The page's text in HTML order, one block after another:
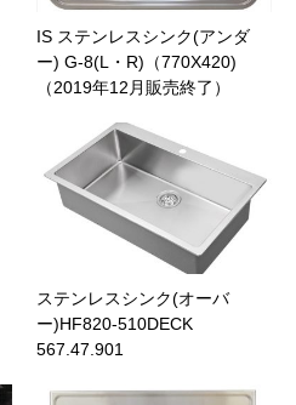
IS ステンレスシンク(アンダ
ー) G-8(L・R)（770X420)
（2019年12月販売終了）
ステンレスシンク(オーバ
ー)HF820-510DECK
567.47.901